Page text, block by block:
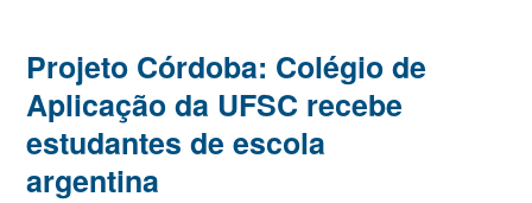
Projeto Córdoba: Colégio de
Aplicação da UFSC recebe
estudantes de escola
argentina